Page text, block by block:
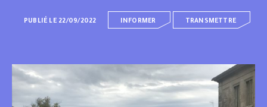
PUBLIÉ LE 22/09/2022 INFORMER TRANSMETTRE